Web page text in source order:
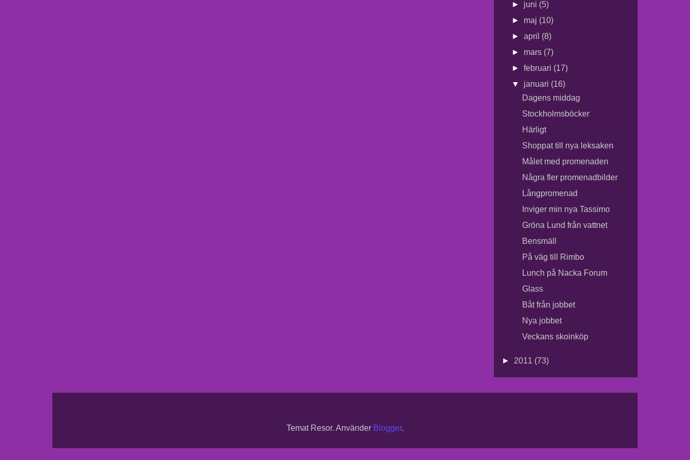
► juni (5)
► maj (10)
►april (8)
► mars (7)
►februari (17)
▼ januari (16)
Dagens middag
Stockholmsböcker
Härligt
Shoppat till nya leksaken
Målet med promenaden
Några fler promenadbilder
Långpromenad
Inviger min nya Tassimo
Gröna Lund från vattnet
Bensmäll
På väg till Rimbo
Lunch på Nacka Forum
Glass
Båt från jobbet
Nya jobbet
Veckans skoinköp
► 2011 (73)
Temat Resor. Använder Blogger.